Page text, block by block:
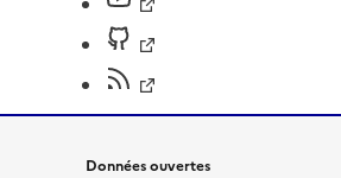
Données ouvertes